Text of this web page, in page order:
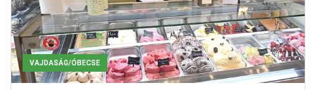
VAJDASÁG/ÓBECSE